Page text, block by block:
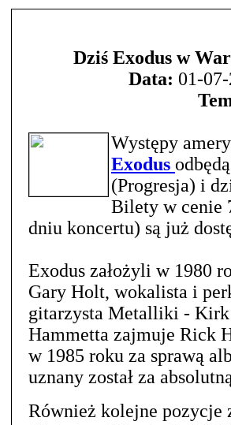
Dziś Exodus w
Data: 01-
Występy
Exodus
(Progresja) i
Bilety w cenie
dniu koncertu) są już
Exodus założyli w 1980
Gary Holt, wokalista i
gitarzysta Metalliki -
Hammetta zajmuje Rick
w 1985 roku za sprawą
uznany został za
Również kolejne pozycje